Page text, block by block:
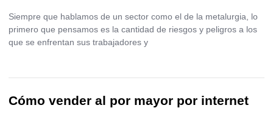
Siempre que hablamos de un sector como el de la metalurgia, lo
primero que pensamos es la cantidad de riesgos y peligros a los
que se enfrentan sus trabajadores y
Cómo vender al por mayor por internet